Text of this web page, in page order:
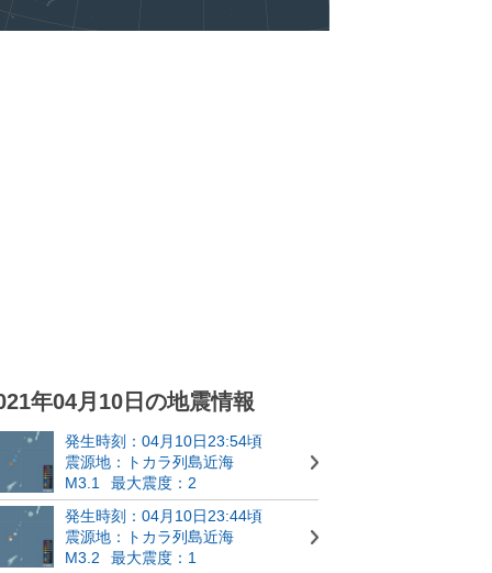
年04月10日の地震情報
発生時刻：04月10日23:54頃
震源地：トカラ列島近海
M3.1
最大震度：2
発生時刻：04月10日23:44頃
震源地：トカラ列島近海
M3.2
最大震度：1